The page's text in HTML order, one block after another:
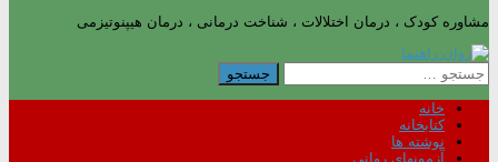
مشاوره کودک ، درمان اختلالات ، شناخت درمانی ، درمان هیپنوتیزمی
جستجو
برای:
خانه
کتابخانه
نوشته ها
آزمونهای روانی